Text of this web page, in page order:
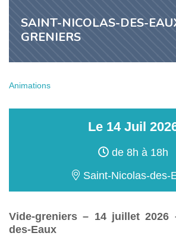
SAINT-NICOLAS-DES-
GRENIERS
Animations
Le 14 Juil
de 8h à 18h
Saint-Nicolas-des-
Vide-greniers – 14 juillet 2026
des-Eaux